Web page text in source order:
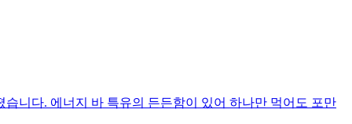
니다. 에너지 바 특유의 든든함이 있어 하나만 먹어도 포만